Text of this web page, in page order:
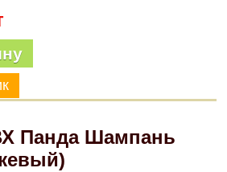
Панда Шампань